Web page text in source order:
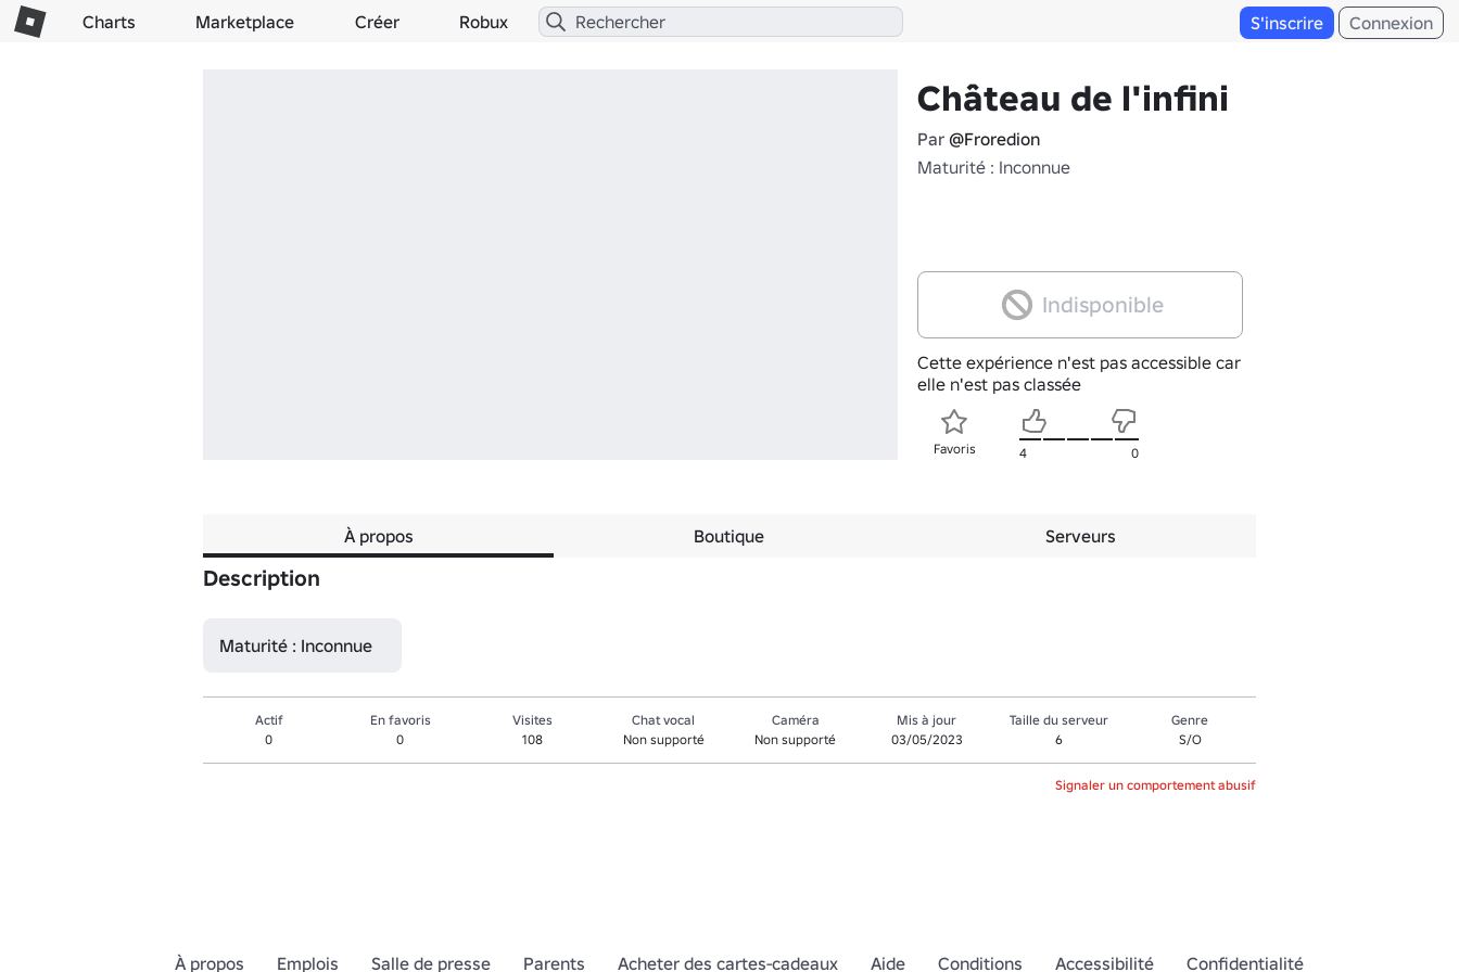
Charts Marketplace Créer Robux S'inscrire Connexion
Château de l'infini
Par @Froredion
Maturité : Inconnue
Indisponible
Cette expérience n'est pas accessible car
elle n'est pas classée
Favoris 4 0
À propos Boutique Serveurs
Description
Maturité : Inconnue
Actif
0
En favoris
0
Visites
108
Chat vocal
Non supporté
Caméra
Non supporté
Mis à jour
03/05/2023
Taille du serveur
6
Genre
S/O
Signaler un comportement abusif
À propos Emplois Salle de presse Parents Acheter des cartes-cadeaux Aide Conditions Accessibilité Confidentialité